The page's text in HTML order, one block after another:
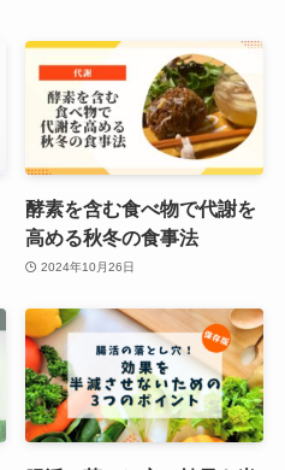
酵素を含む食べ物で代謝を
高める秋冬の食事法
2024年10月26日